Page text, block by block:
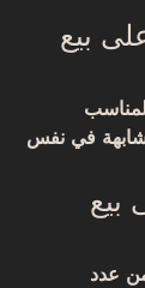
بيع
في نفس
بيع
من عدد